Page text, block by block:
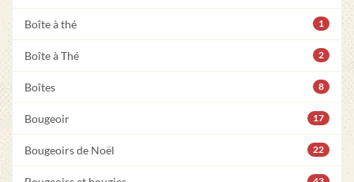
Boîte à thé 1
Boîte à Thé 2
Boîtes 8
Bougeoir 17
Bougeoirs de Noël 22